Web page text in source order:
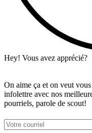
Hey! Vous avez apprécié?
On aime ça et on veut
infolettre avec nos
pourriels, parole de scout!